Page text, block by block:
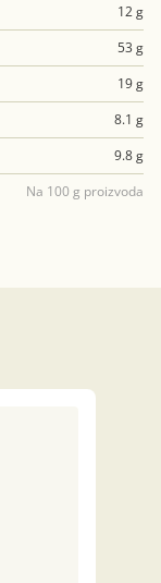
12 g
53 g
19 g
8.1 g
9.8 g
Na 100 g proizvoda